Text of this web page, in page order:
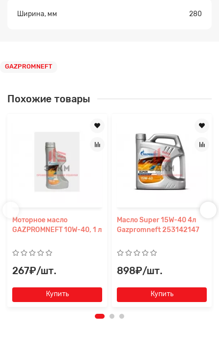
Ширина, мм 280
GAZPROMNEFT
Похожие товары
Моторное масло
GAZPROMNEFT 10W-40, 1 л
267₽/шт.
Купить
Масло Super 15W-40 4л
Gazpromneft 253142147
898₽/шт.
Купить